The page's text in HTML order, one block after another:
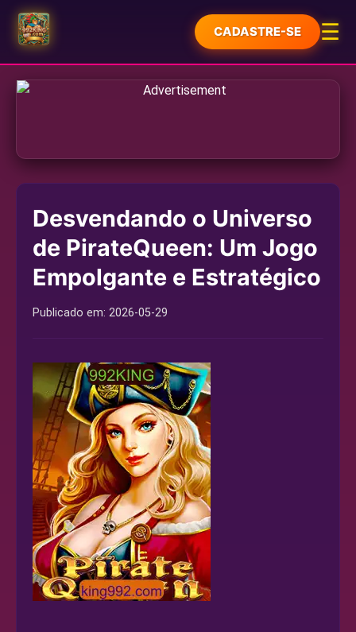
INÍCIO
JOGOS DE SABONG
SIC BO
PROMOÇÕES
CADASTRE-SE ☰
Desvendando o Universo
de PirateQueen: Um Jogo
Empolgante e Estratégico
Publicado em: 2026-05-29